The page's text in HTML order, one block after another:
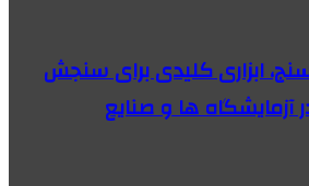
ابزاری کلیدی برای سنجش
ها و صنایع